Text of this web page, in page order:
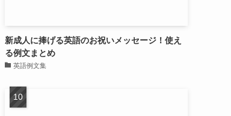
新成人に捧げる英語のお祝いメッセージ！使え
る例文まとめ
英語例文集